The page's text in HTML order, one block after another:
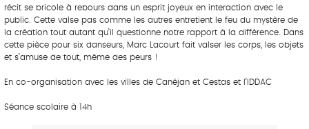
récit se bricole à rebours dans un esprit joyeux en interaction avec le
public. Cette valse pas comme les autres entretient le feu du mystère de
la création tout autant qu’il questionne notre rapport à la différence. Dans
cette pièce pour six danseurs, Marc Lacourt fait valser les corps, les objets
et s’amuse de tout, même des peurs !
En co-organisation avec les villes de Canéjan et Cestas et l’IDDAC
Séance scolaire à 14h